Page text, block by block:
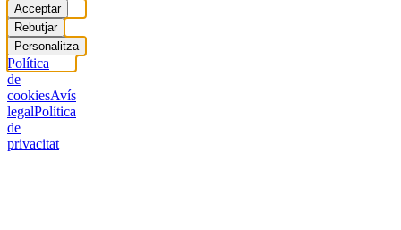
Acceptar
Rebutjar
Personalitza
Política
de
cookiesAvís
legalPolítica
de
privacitat